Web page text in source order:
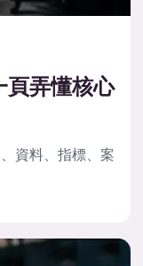
頁弄懂核心
資料、指標、案